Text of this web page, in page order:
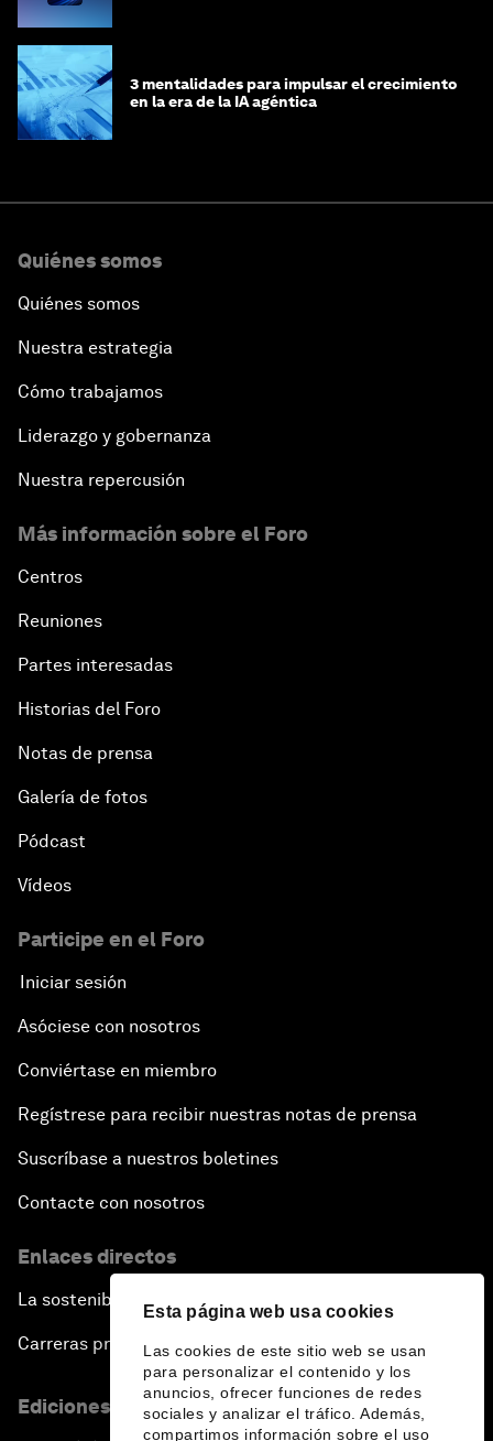
Esta página web usa cookies
Las cookies de este sitio web se usan
para personalizar el contenido y los
anuncios, ofrecer funciones de redes
sociales y analizar el tráfico. Además,
compartimos información sobre el uso
3 mentalidades para impulsar el crecimiento
en la era de la IA agéntica
Quiénes somos
Quiénes somos
Nuestra estrategia
Cómo trabajamos
Liderazgo y gobernanza
Nuestra repercusión
Más información sobre el Foro
Centros
Reuniones
Partes interesadas
Historias del Foro
Notas de prensa
Galería de fotos
Pódcast
Vídeos
Participe en el Foro
Iniciar sesión
Asóciese con nosotros
Conviértase en miembro
Regístrese para recibir nuestras notas de prensa
Suscríbase a nuestros boletines
Contacte con nosotros
Enlaces directos
La sostenibilidad en el Foro
Carreras profesionales
Ediciones en otros idiomas